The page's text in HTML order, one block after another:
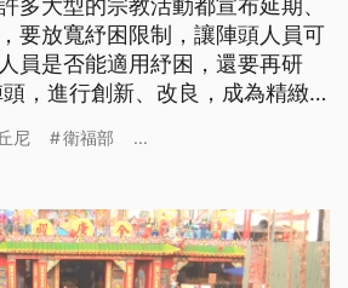
多大型的宗教活動都宣布延期、
要放寬紓困限制，讓陣頭人員可
員是否能適用紓困，還要再研
，進行創新、改良，成為精緻
，具有相當高的知名度，但在疫
開始到現在是100%沒有表演，固
概150萬，
尼 衛福部 ...